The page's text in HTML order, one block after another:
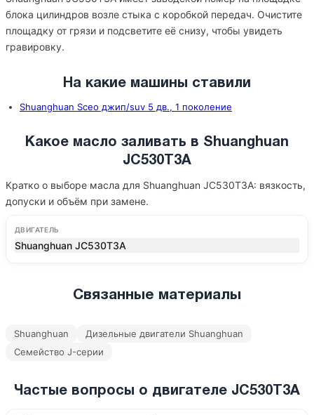
блока цилиндров возле стыка с коробкой передач. Очистите
площадку от грязи и подсветите её снизу, чтобы увидеть
гравировку.
На какие машины ставили
Shuanghuan Sceo джип/suv 5 дв., 1 поколение
Какое масло заливать в Shuanghuan
JC530T3A
Кратко о выборе масла для Shuanghuan JC530T3A: вязкость,
допуски и объём при замене.
ДВИГАТЕЛЬ
Shuanghuan JC530T3A
Связанные материалы
Shuanghuan
Дизельные двигатели Shuanghuan
Семейство J-серии
Частые вопросы о двигателе JC530T3A